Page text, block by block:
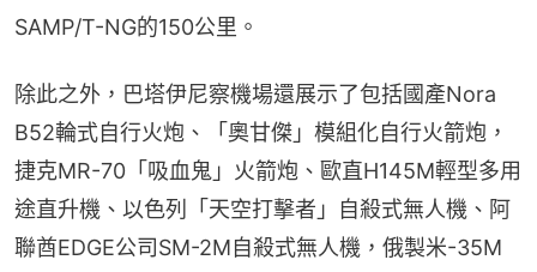
SAMP/T-NG的150公里。
除此之外，巴塔伊尼察機場還展示了包括國產Nora
B52輪式自行火炮、「奧甘傑」模組化自行火箭炮，
捷克MR-70「吸血鬼」火箭炮、歐直H145M輕型多用
途直升機、以色列「天空打擊者」自殺式無人機、阿
聯酋EDGE公司SM-2M自殺式無人機，俄製米-35M